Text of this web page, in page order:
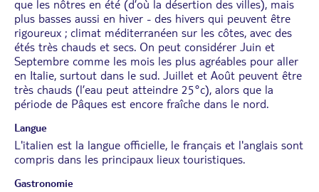
que les nôtres en été (d’où la désertion des villes), mais
plus basses aussi en hiver - des hivers qui peuvent être
rigoureux ; climat méditerranéen sur les côtes, avec des
étés très chauds et secs. On peut considérer Juin et
Septembre comme les mois les plus agréables pour aller
en Italie, surtout dans le sud. Juillet et Août peuvent être
très chauds (l’eau peut atteindre 25°c), alors que la
période de Pâques est encore fraîche dans le nord.
Langue
L'italien est la langue officielle, le français et l'anglais sont
compris dans les principaux lieux touristiques.
Gastronomie